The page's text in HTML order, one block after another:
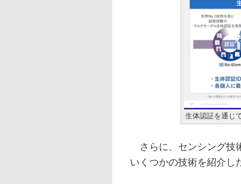
生体認証を通じ
さらに、センシング技
いくつかの技術を紹介し